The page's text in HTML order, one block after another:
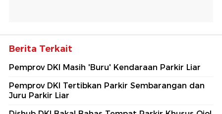
Berita Terkait
Pemprov DKI Masih 'Buru' Kendaraan Parkir Liar
Pemprov DKI Tertibkan Parkir Sembarangan dan
Juru Parkir Liar